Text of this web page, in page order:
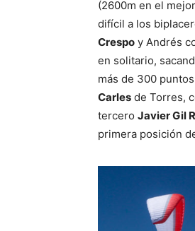
(2600m en el
difícil a los
Crespo y Andrés
en solitario,
más de 300
Carles de Torres,
tercero Javier Gil
primera posición